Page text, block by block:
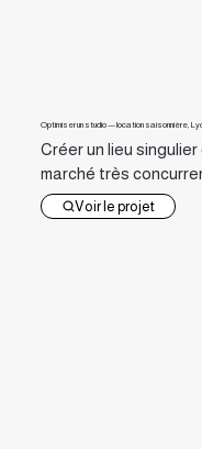
Optimiser un studio — location saisonnière,
Créer un lieu
marché très
Voir le projet